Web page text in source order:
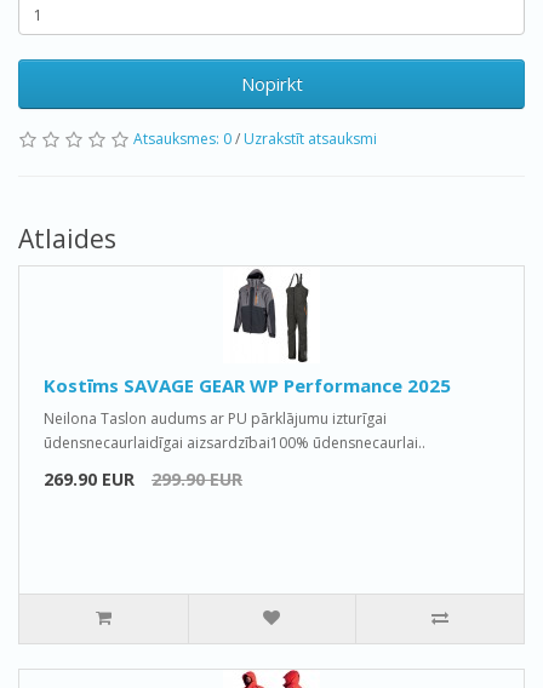
Nopirkt
Atsauksmes: 0/ Uzrakstīt atsauksmi
Atlaides
Kostīms SAVAGE GEAR WP Performance 2025
Neilona Taslon audums ar PU pārklājumu izturīgai
ūdensnecaurlaidīgai aizsardzībai100% ūdensnecaurlai..
269.90 EUR 299.90 EUR